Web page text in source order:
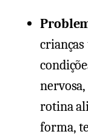
rotina
forma,